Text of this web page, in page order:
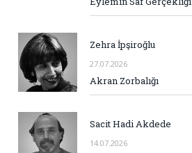
Zehra İpşiroğlu
27.07.2026
Akran Zorbalığı
Sacit Hadi Akdede
14.07.2026